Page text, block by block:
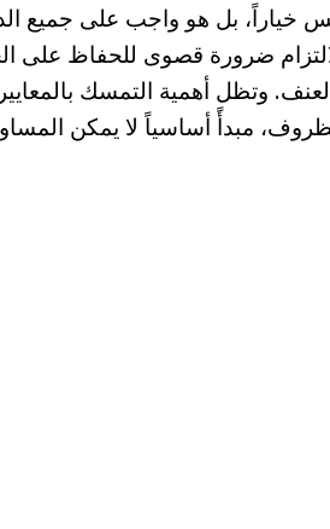
خياراً، بل هو واجب على جميع
ضرورة قصوى للحفاظ على
وتظل أهمية التمسك
مبدأً أساسياً لا يمكن